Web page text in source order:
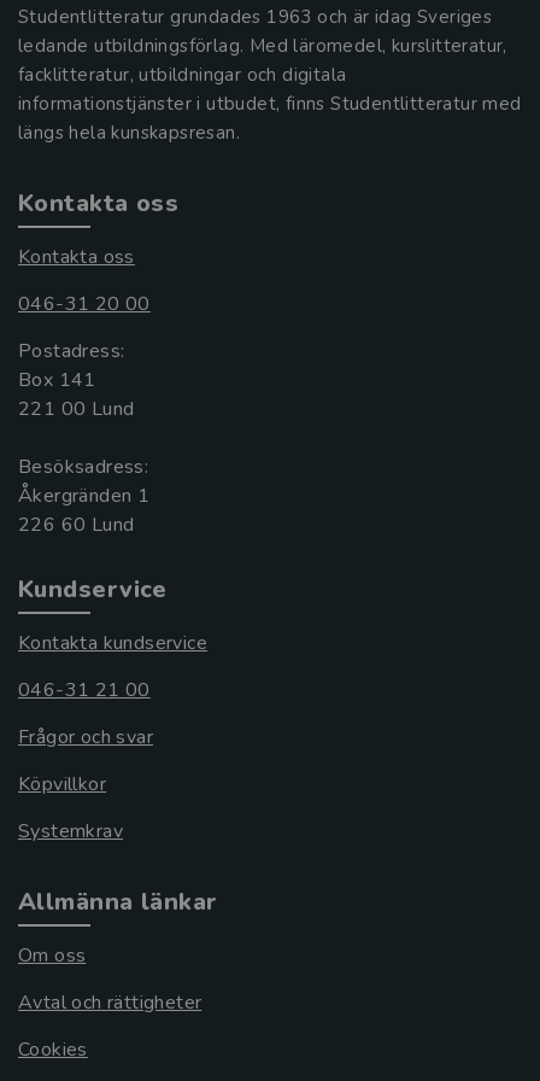
Studentlitteratur grundades 1963 och är idag Sveriges
ledande utbildningsförlag. Med läromedel, kurslitteratur,
facklitteratur, utbildningar och digitala
informationstjänster i utbudet, finns Studentlitteratur med
längs hela kunskapsresan.
Kontakta oss
Kontakta oss
046-31 20 00
Postadress:
Box 141
221 00 Lund
Besöksadress:
Åkergränden 1
Kundservice
Kontakta kundservice
046-31 21 00
Frågor och svar
Köpvillkor
Systemkrav
Allmänna länkar
Om oss
Avtal och rättigheter
Cookies